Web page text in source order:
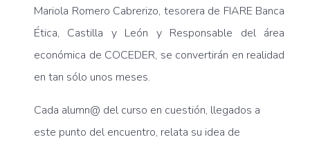
Mariola Romero Cabrerizo, tesorera de FIARE Banca
Ética, Castilla y León y Responsable del área
económica de COCEDER, se convertirán en realidad
en tan sólo unos meses.
Cada alumn@ del curso en cuestión, llegados a
este punto del encuentro, relata su idea de